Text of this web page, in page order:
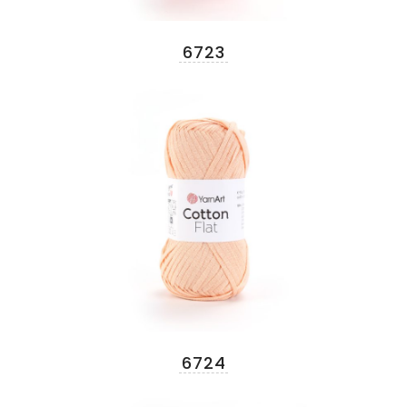
6723
6724